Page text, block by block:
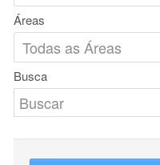
Áreas
Busca